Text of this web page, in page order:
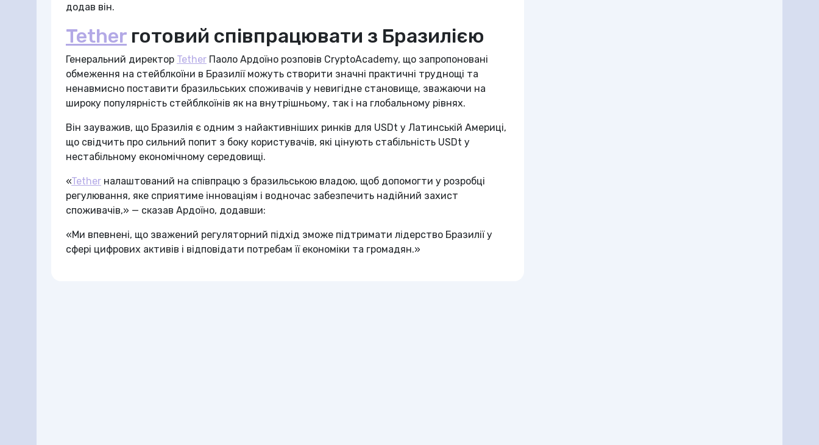
додав він.
Tether готовий співпрацювати з Бразилією
Генеральний директор Tether Паоло Ардоїно розповів CryptoAcademy, що запропоновані
обмеження на стейблкоїни в Бразилії можуть створити значні практичні труднощі та
ненавмисно поставити бразильських споживачів у невигідне становище, зважаючи на
широку популярність стейблкоїнів як на внутрішньому, так і на глобальному рівнях.
Він зауважив, що Бразилія є одним з найактивніших ринків для USDt у Латинській Америці,
що свідчить про сильний попит з боку користувачів, які цінують стабільність USDt у
нестабільному економічному середовищі.
«Tether налаштований на співпрацю з бразильською владою, щоб допомогти у розробці
регулювання, яке сприятиме інноваціям і водночас забезпечить надійний захист
споживачів,» — сказав Ардоїно, додавши:
«Ми впевнені, що зважений регуляторний підхід зможе підтримати лідерство Бразилії у
сфері цифрових активів і відповідати потребам її економіки та громадян.»